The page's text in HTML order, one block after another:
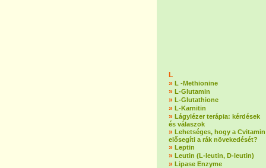
L
» L -Methionine
» L-Glutamin
» L-Glutathione
» L-Karnitin
» Lágylézer terápia: kérdések
és válaszok
» Lehetséges, hogy a Cvitamin
elősegíti a rák növekedését?
» Leptin
» Leutin (L-leutin, D-leutin)
» Lipase Enzyme